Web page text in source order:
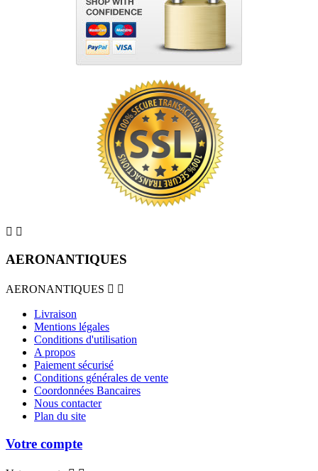
 
AERONANTIQUES
AERONANTIQUES  
Livraison
Mentions légales
Conditions d'utilisation
A propos
Paiement sécurisé
Conditions générales de vente
Coordonnées Bancaires
Nous contacter
Plan du site
Votre compte